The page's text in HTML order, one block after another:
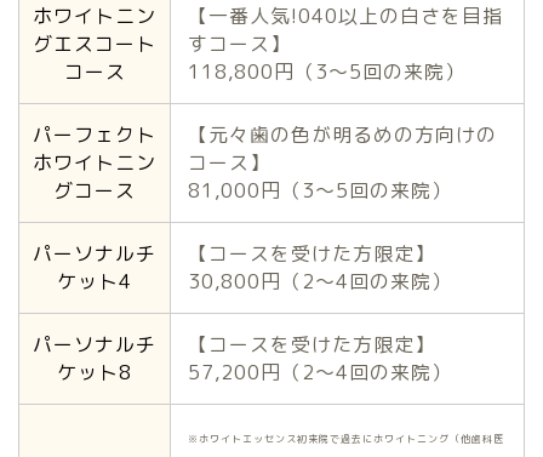
ホワイトニン
グエスコート
コース
【一番人気!040以上の白さを目指
すコース】
118,800円（3〜5回の来院）
パーフェクト
ホワイトニン
グコース
【元々歯の色が明るめの方向けの
コース】
81,000円（3〜5回の来院）
パーソナルチ
ケット4
【コースを受けた方限定】
30,800円（2〜4回の来院）
パーソナルチ
ケット8
【コースを受けた方限定】
57,200円（2〜4回の来院）
※ホワイトエッセンス初来院で過去にホワイトニング（他歯科医